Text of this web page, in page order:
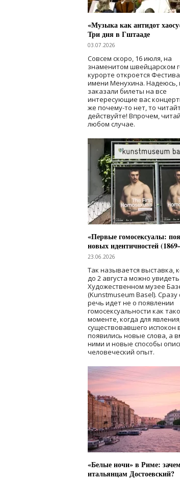
«Музыка как антидот
Три дня в Гштааде
03.07.2026
Совсем скоро, 16 июля, на
знаменитом швейцарском
курорте откроется
имени Менухина. Надеюсь,
заказали билеты на все
интересующие вас
же почему-то нет, то
действуйте! Впрочем,
любом случае.
«Первые гомосексуалы:
новых идентичностей
23.06.2026
Так называется выставка,
до 2 августа можно
Художественном музее
(Kunstmuseum Basel). Сразу
речь идет не о появлении
гомосексуальности как
моменте, когда для
существовавшего испокон
появились новые слова, а
ними и новые способы
человеческий опыт.
«Белые ночи» в Риме: зачем
итальянцам Достоевский?